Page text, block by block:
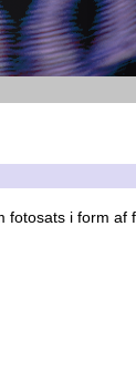
fotosats i form af